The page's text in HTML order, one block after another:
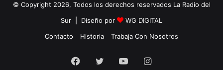
© Copyright 2026, Todos los derechos reservados La Radio del
Sur | Diseño por
WG DIGITAL
Contacto
Historia Trabaja Con Nosotros
Facebook
TwitterYouTubeInstagram